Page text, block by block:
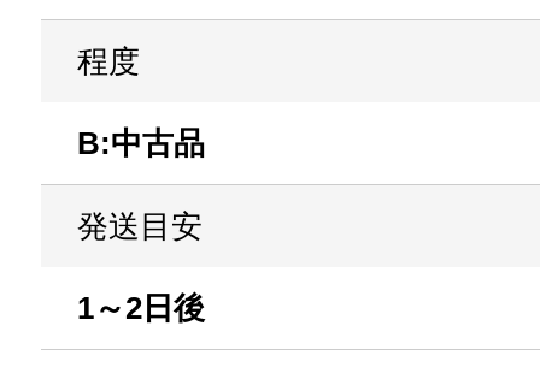
程度
B:中古品
発送目安
1～2日後